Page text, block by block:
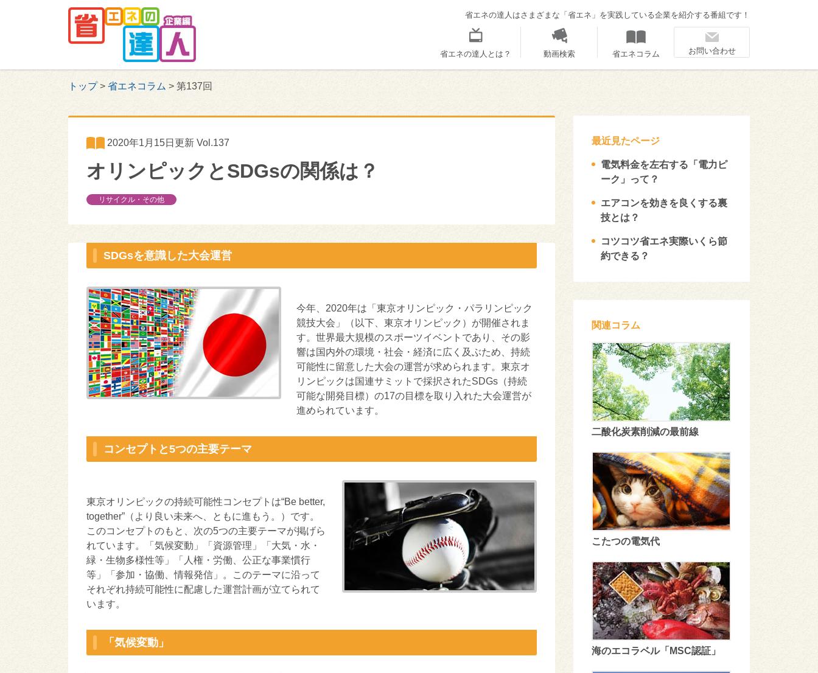
省エネの達人はさまざまな「省エネ」を実践している企業を紹介する番組です！
省エネの達人とは？ 動画検索 省エネコラム お問い合わせ
トップ> 省エネコラム > 第137回
2020年1月15日更新 Vol.137
オリンピックとSDGsの関係は？
リサイクル・その他
SDGsを意識した大会運営
今年、2020年は「東京オリンピック・パラリンピック
競技大会」（以下、東京オリンピック）が開催されま
す。世界最大規模のスポーツイベントであり、その影
響は国内外の環境・社会・経済に広く及ぶため、持続
可能性に留意した大会の運営が求められます。東京オ
リンピックは国連サミットで採択されたSDGs（持続
可能な開発目標）の17の目標を取り入れた大会運営が
進められています。
コンセプトと5つの主要テーマ
東京オリンピックの持続可能性コンセプトは“Be better,
together”（より良い未来へ、ともに進もう。）です。
このコンセプトのもと、次の5つの主要テーマが掲げら
れています。「気候変動」「資源管理」「大気・水・
緑・生物多様性等」「人権・労働、公正な事業慣行
等」「参加・協働、情報発信」。このテーマに沿って
それぞれ持続可能性に配慮した運営計画が立てられて
います。
「気候変動」
最近見たページ
電気料金を左右する「電力ピ
ーク」って？
エアコンを効きを良くする裏
技とは？
コツコツ省エネ実際いくら節
約できる？
関連コラム
二酸化炭素削減の最前線
こたつの電気代
海のエコラベル「MSC認証」